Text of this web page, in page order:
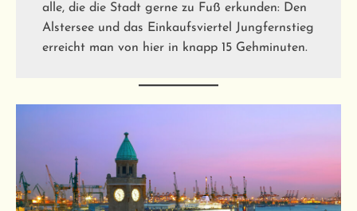
alle, die die Stadt gerne zu Fuß erkunden: Den
Alstersee und das Einkaufsviertel Jungfernstieg
erreicht man von hier in knapp 15 Gehminuten.